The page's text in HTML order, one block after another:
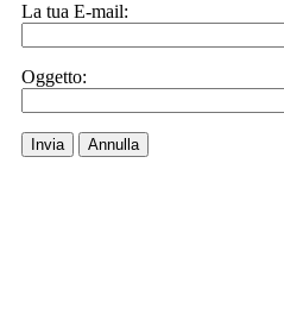
La tua E-mail:
Oggetto:
Invia Annulla